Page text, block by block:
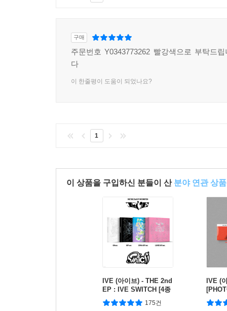
구매
주문번호 Y0343773262 빨강색으로 부탁드
다
이 한줄평이 도움이 되었나요?
1
이 상품을 구입하신 분들이 산 분야 연관 상품
IVE (아이브) - THE 2nd
EP : IVE SWITCH [4종
중 1종 랜덤발송]
175건
IVE (
[버전
송]